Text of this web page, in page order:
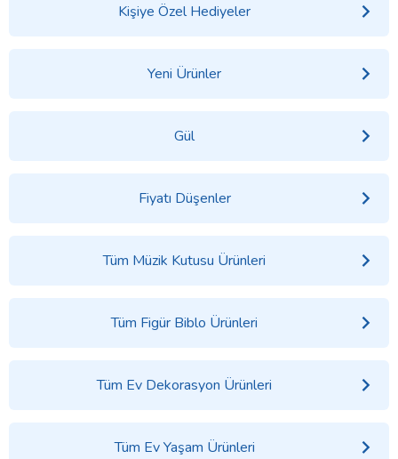
Kişiye Özel Hediyeler
Yeni Ürünler
Gül
Fiyatı Düşenler
Tüm Müzik Kutusu Ürünleri
Tüm Figür Biblo Ürünleri
Tüm Ev Dekorasyon Ürünleri
Tüm Ev Yaşam Ürünleri